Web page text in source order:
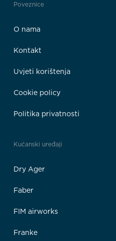
Poveznice
O nama
Kontakt
Uvjeti korištenja
Cookie policy
Politika privatnosti
Kućanski uređaji
Dry Ager
Faber
FIM airworks
Franke